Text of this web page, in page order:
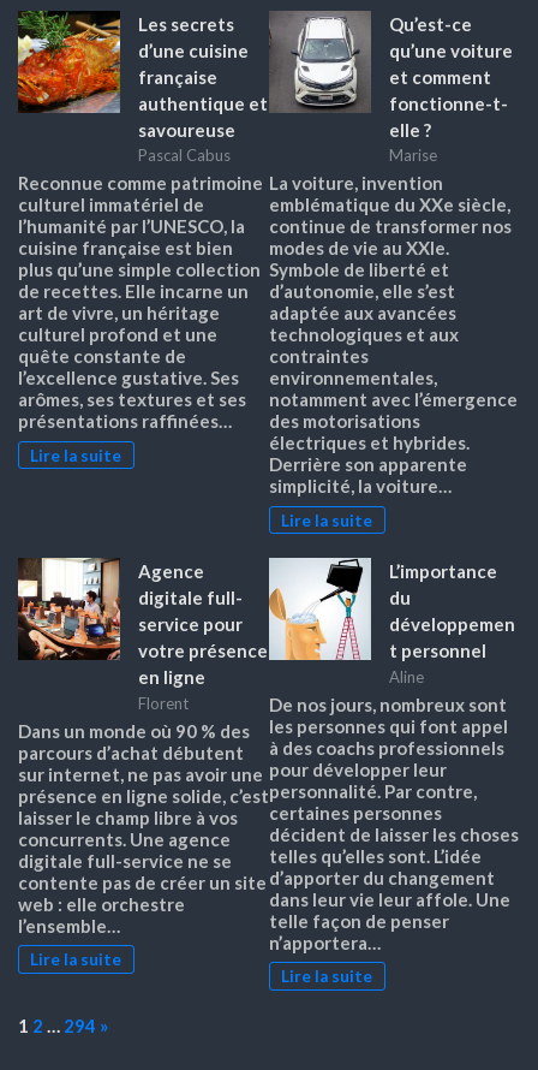
Les secrets
d’une cuisine
française
authentique et
savoureuse
Pascal Cabus
Reconnue comme patrimoine
culturel immatériel de
l’humanité par l’UNESCO, la
cuisine française est bien
plus qu’une simple collection
de recettes. Elle incarne un
art de vivre, un héritage
culturel profond et une
quête constante de
l’excellence gustative. Ses
arômes, ses textures et ses
présentations raffinées…
Lire la suite
Qu’est-ce
qu’une voiture
et comment
fonctionne-t-
elle ?
Marise
La voiture, invention
emblématique du XXe siècle,
continue de transformer nos
modes de vie au XXIe.
Symbole de liberté et
d’autonomie, elle s’est
adaptée aux avancées
technologiques et aux
contraintes
environnementales,
notamment avec l’émergence
des motorisations
électriques et hybrides.
Derrière son apparente
simplicité, la voiture…
Lire la suite
Agence
digitale full-
service pour
votre présence
en ligne
Florent
Dans un monde où 90 % des
parcours d’achat débutent
sur internet, ne pas avoir une
présence en ligne solide, c’est
laisser le champ libre à vos
concurrents. Une agence
digitale full-service ne se
contente pas de créer un site
web : elle orchestre
l’ensemble…
Lire la suite
L’importance
du
développemen
t personnel
Aline
De nos jours, nombreux sont
les personnes qui font appel
à des coachs professionnels
pour développer leur
personnalité. Par contre,
certaines personnes
décident de laisser les choses
telles qu’elles sont. L’idée
d’apporter du changement
dans leur vie leur affole. Une
telle façon de penser
n’apportera…
Lire la suite
Page:
1 2 … 294 Next
»